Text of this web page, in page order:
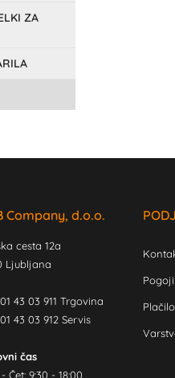
ZA
Company, d.o.o.
cesta 12a
Ljubljana
01 43 03 911 Trgovina
01 43 03 912 Servis
čas
Čet: 9:30 - 18:00